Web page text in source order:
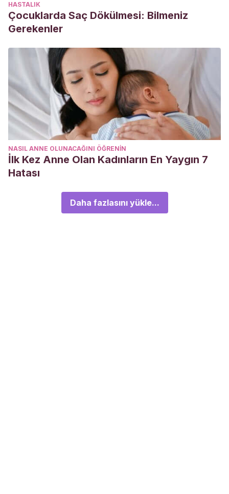
HASTALIK
Çocuklarda Saç Dökülmesi: Bilmeniz
Gerekenler
NASIL ANNE OLUNACAĞINI ÖĞRENIN
İlk Kez Anne Olan Kadınların En Yaygın 7
Hatası
Daha fazlasını yükle...